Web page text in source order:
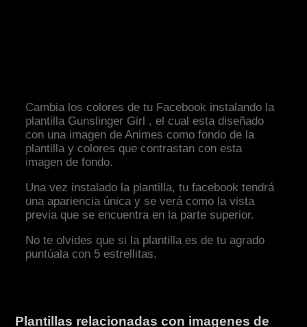
Cambia los colores de tu Facebook instalando la
plantilla Gunslinger Girl , el cual esta diseñado
con una imagen de Animes como fondo de la
plantilla y colores que contrastan con esta
imagen de fondo.
Una vez instalado la plantilla, tu facebook tendrá
una apariencia única y se verá como la vista
previa que se encuentra en la parte superior.
No te olvides que si la plantilla es de tu agrado
puntúala con 5 estrellitas.
Plantillas relacionadas con imagenes de